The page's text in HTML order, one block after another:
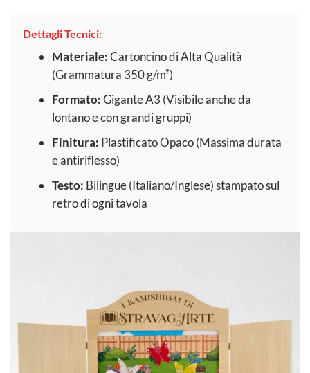
Dettagli Tecnici:
Materiale:Cartoncino di Alta Qualità
(Grammatura 350 g/m²)
Formato:Gigante A3 (Visibile anche da
lontano e con grandi gruppi)
Finitura: Plastificato Opaco (Massima durata
e antiriflesso)
Testo: Bilingue (Italiano/Inglese) stampato sul
retro di ogni tavola